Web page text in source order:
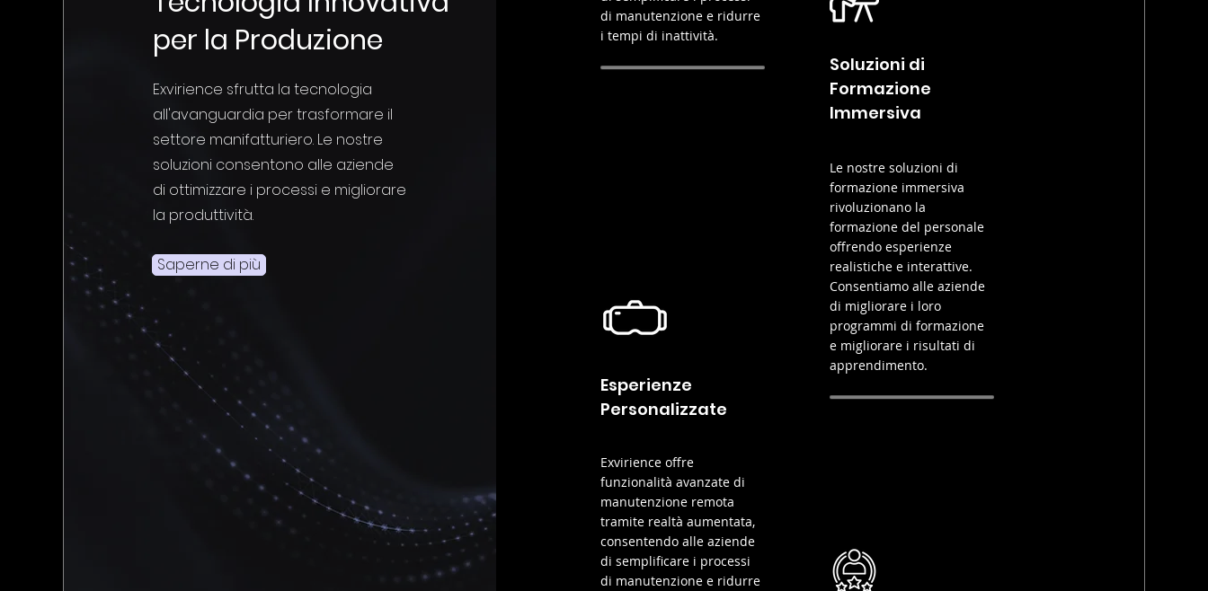
per la Produzione
Exvirience sfrutta la tecnologia
all'avanguardia per trasformare il
settore manifatturiero. Le nostre
soluzioni consentono alle aziende
di ottimizzare i processi e migliorare
la produttività.
Saperne di più
di manutenzione e ridurre
i tempi di inattività.
Esperienze
Personalizzate
Exvirience offre
funzionalità avanzate di
manutenzione remota
tramite realtà aumentata,
consentendo alle aziende
di semplificare i processi
di manutenzione e ridurre
Soluzioni di
Formazione
Immersiva
Le nostre soluzioni di
formazione immersiva
rivoluzionano la
formazione del personale
offrendo esperienze
realistiche e interattive.
Consentiamo alle aziende
di migliorare i loro
programmi di formazione
e migliorare i risultati di
apprendimento.